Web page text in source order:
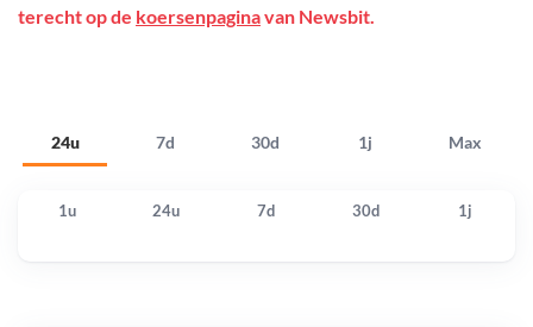
24u 7d 30d 1j Max
terecht op de koersenpaginavan Newsbit.
1u 24u 7d 30d 1j